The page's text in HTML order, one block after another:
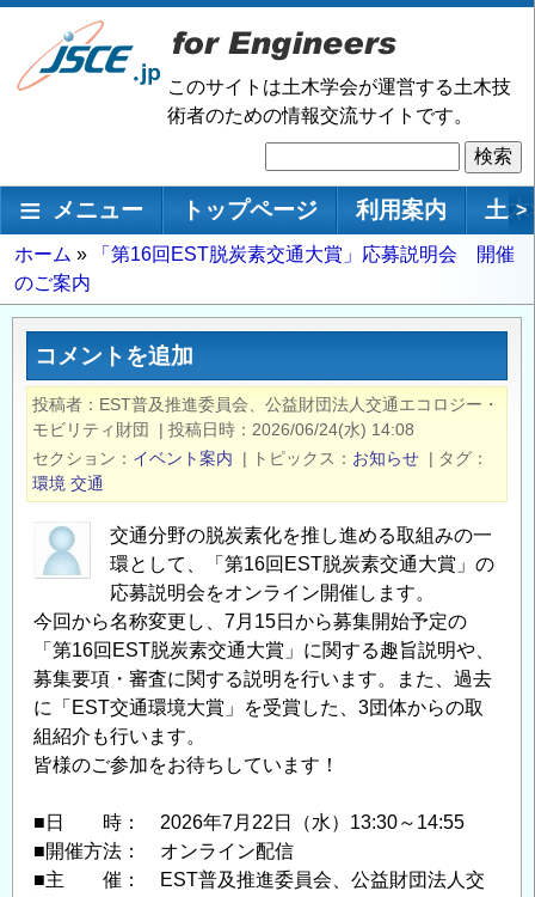
メ
ン
動
このサイトは土木学会が運営する土木技
術者のための情報交流サイトです。
索
メインナビゲーション
メニュー トップページ 利用案内 土 >
パ
ン
く
ホーム
「第16回EST脱炭素交通大賞」応募説明会 開催
のご案内
コメントを追加
投稿者
EST普及推進委員会、公益財団法人交通エコロジー・
モビリティ財団
| 投稿日時
2026/06/24(水) 14:08
セクション
イベント案内 | トピックス お知らせ | タグ
環境 交通
交通分野の脱炭素化を推し進める取組みの一
環として、「第16回EST脱炭素交通大賞」の
応募説明会をオンライン開催します。
今回から名称変更し、7月15日から募集開始予定の
「第16回EST脱炭素交通大賞」に関する趣旨説明や、
募集要項・審査に関する説明を行います。また、過去
に「EST交通環境大賞」を受賞した、3団体からの取
組紹介も行います。
皆様のご参加をお待ちしています！
■日 時： 2026年7月22日（水）13:30～14:55
■開催方法： オンライン配信
■主 催： EST普及推進委員会、公益財団法人交